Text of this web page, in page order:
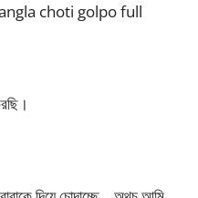
bangla choti golpo full